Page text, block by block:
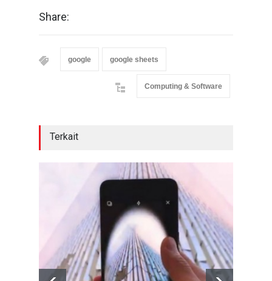
Share:
google google sheets
Computing & Software
Terkait